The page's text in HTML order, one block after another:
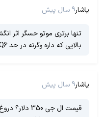
یاشار9 سال پیش
تنها برتری موتو حسگر اثر
بالایی که داره وگرنه در حد Q6 نیست
یاشار9 سال پیش
قیمت ال جی 350 دلار؟ دروغ به این بزرگی